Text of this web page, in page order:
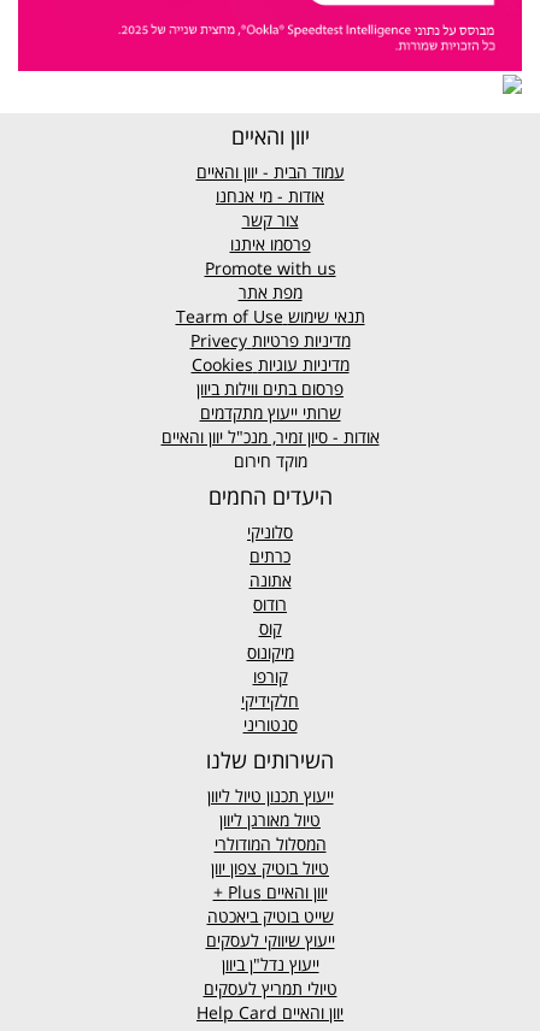
יוון והאיים
עמוד הבית - יוון והאיים
אודות - מי אנחנו
צור קשר
פרסמו איתנו
Promote with us
מפת אתר
תנאי שימוש
מדיניות פרטיות Privecy
מדיניות עוגיות Cookies
פרסום בתים ווילות ביוון
שרותי ייעוץ מתקדמים
אודות - סיון זמיר, מנכ"ל יוון והאיים
מוקד חירום
היעדים החמים
סלוניקי
כרתים
אתונה
רודוס
קוס
מיקונוס
קורפו
חלקידיקי
סנטוריני
השירותים שלנו
ייעוץ תכנון טיול ליוון
טיול מאורגן ליוון
המסלול המודולרי
טיול בוטיק צפון יוון
יוון והאיים Plus +
שייט בוטיק ביאכטה
ייעוץ שיווקי לעסקים
ייעוץ נדל"ן ביוון
טיולי תמריץ לעסקים
יוון והאיים Help Card